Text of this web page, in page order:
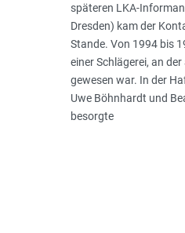
späteren LKA-
Dresden) kam der
Stande. Von 1994 bis
einer Schlägerei, an
gewesen war. In der
Uwe Böhnhardt und
besorgte